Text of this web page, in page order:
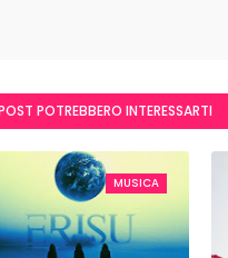
POTREBBERO INTERESSARTI
MUSICA